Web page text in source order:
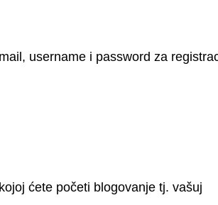
username i password za
ćete početi blogovanje tj. vašuj